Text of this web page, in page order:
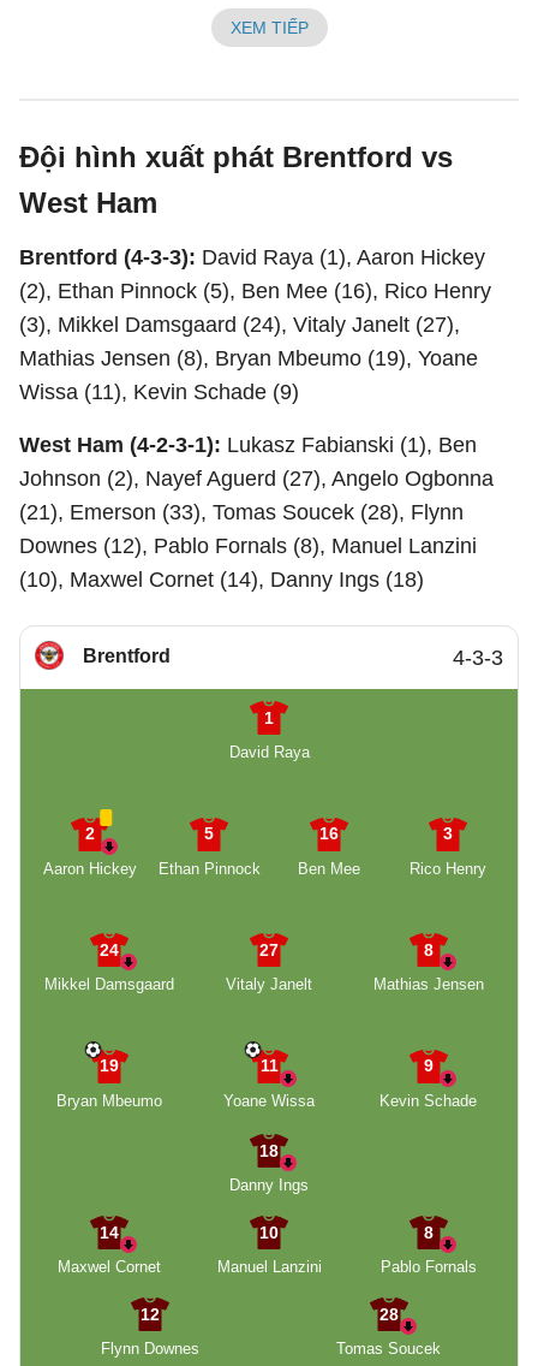
XEM TIẾP
Đội hình xuất phát Brentford vs
West Ham
Brentford (4-3-3): David Raya (1), Aaron Hickey
(2), Ethan Pinnock (5), Ben Mee (16), Rico Henry
(3), Mikkel Damsgaard (24), Vitaly Janelt (27),
Mathias Jensen (8), Bryan Mbeumo (19), Yoane
Wissa (11), Kevin Schade (9)
West Ham (4-2-3-1): Lukasz Fabianski (1), Ben
Johnson (2), Nayef Aguerd (27), Angelo Ogbonna
(21), Emerson (33), Tomas Soucek (28), Flynn
Downes (12), Pablo Fornals (8), Manuel Lanzini
(10), Maxwel Cornet (14), Danny Ings (18)
Brentford 4-3-3
1
David Raya
2
Aaron Hickey
5
Ethan Pinnock
16
Ben Mee
3
Rico Henry
24
Mikkel Damsgaard
27
Vitaly Janelt
8
Mathias Jensen
19
Bryan Mbeumo
11
Yoane Wissa
9
Kevin Schade
18
Danny Ings
14
Maxwel Cornet
10
Manuel Lanzini
8
Pablo Fornals
12
Flynn Downes
28
Tomas Soucek